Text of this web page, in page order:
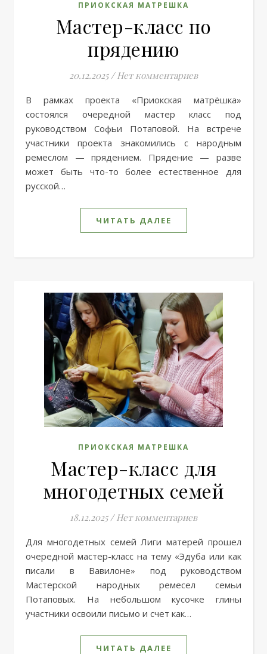
ПРИОКСКАЯ МАТРЕШКА
Мастер-класс по
прядению
20.12.2025 / Нет комментариев
В рамках проекта «Приокская матрёшка»
состоялся очередной мастер класс под
руководством Софьи Потаповой. На встрече
участники проекта знакомились с народным
ремеслом — прядением. Прядение — разве
может быть что-то более естественное для
русской…
ЧИТАТЬ ДАЛЕЕ
ПРИОКСКАЯ МАТРЕШКА
Мастер-класс для
многодетных семей
18.12.2025 / Нет комментариев
Для многодетных семей Лиги матерей прошел
очередной мастер-класс на тему «Эдуба или как
писали в Вавилоне» под руководством
Мастерской народных ремесел семьи
Потаповых. На небольшом кусочке глины
участники освоили письмо и счет как…
ЧИТАТЬ ДАЛЕЕ